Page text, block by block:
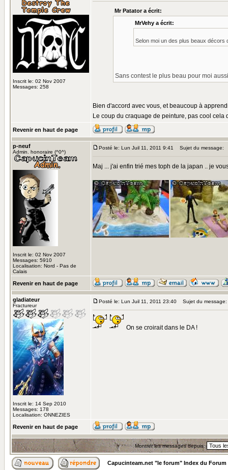
Inscrit le: 02 Nov 2007
Messages: 258
Mr Patator a écrit:
MrVehy a écrit:
Selon moi un des plus beaux décors
Sans contest le plus beau pour moi
Bien d'accord avec vous, et beaucoup à
Le coup du craquage de peinture, pas cool cela
Revenir en haut de page
p-neuf
Admin. honoraire (^0^)
Inscrit le: 02 Nov 2007
Messages: 5910
Localisation: Nord - Pas de
Calais
Posté le: Lun Juil 11, 2011 9:41 Sujet du message:
Maj ... j'ai enfin trié mes toph de la japan .. je
Revenir en haut de page
gladiateur
Fractureur
Inscrit le: 14 Sep 2010
Messages: 178
Localisation: ONNEZIES
Posté le: Lun Juil 11, 2011 23:40 Sujet du message:
On se croirait dans le DA !
Revenir en haut de page
Montrer les messages depuis:
Capucinteam.net "le forum" Index du Forum